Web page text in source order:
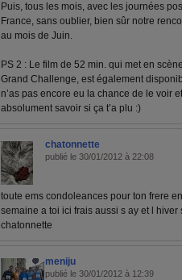
Puis, tous les mois, avec les journées
France, sans oublier, bien sûr notre
au mois de Juin.
PS 2 : Le film de 52 min. qui met en
Grand Challenge, est également
n’as pas encore eu la chance de le voir
absolument savoir si ça t’a plu :)
chatonnette
publié le 30/01/2012 à 22:08
toute ems condoleances pour ton frere
semaine a toi ici frais aussi s ay et l hiver
chatonnette
meniju
publié le 30/01/2012 à 12:39